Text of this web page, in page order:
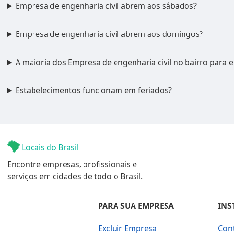
Empresa de engenharia civil abrem aos sábados?
Empresa de engenharia civil abrem aos domingos?
A maioria dos Empresa de engenharia civil no bairro para
Estabelecimentos funcionam em feriados?
Locais do Brasil
Encontre empresas, profissionais e
serviços em cidades de todo o Brasil.
PARA SUA EMPRESA
Excluir Empresa